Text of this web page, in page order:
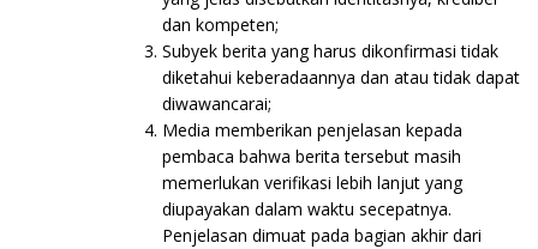
dan kompeten;
Subyek berita yang harus dikonfirmasi tidak
diketahui keberadaannya dan atau tidak dapat
diwawancarai;
Media memberikan penjelasan kepada
pembaca bahwa berita tersebut masih
memerlukan verifikasi lebih lanjut yang
diupayakan dalam waktu secepatnya.
Penjelasan dimuat pada bagian akhir dari